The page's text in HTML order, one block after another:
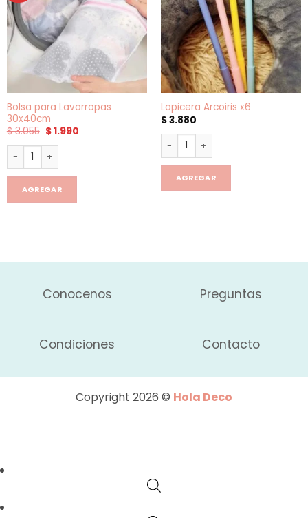
Bolsa para Lavarropas
30x40cm
$3.055 El
original
era:
$ 3.055.
$1.990El
Bolsa para Lavarropas 30x40cm cantidad
AGREGAR
Lapicera Arcoiris x6
$3.880
Lapicera Arcoiris x6 cantidad
AGREGAR
Conocenos Preguntas
Condiciones Contacto
Copyright 2026 © Hola Deco